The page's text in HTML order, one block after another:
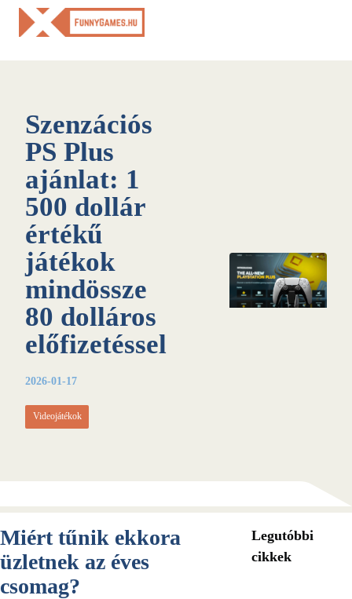
Skip
Szenzációs
PS Plus
ajánlat: 1
500 dollár
értékű
játékok
mindössze
80 dolláros
előfizetéssel
2026-01-17
Videojátékok
Miért tűnik ekkora
üzletnek az éves
csomag?
Legutóbbi
cikkek